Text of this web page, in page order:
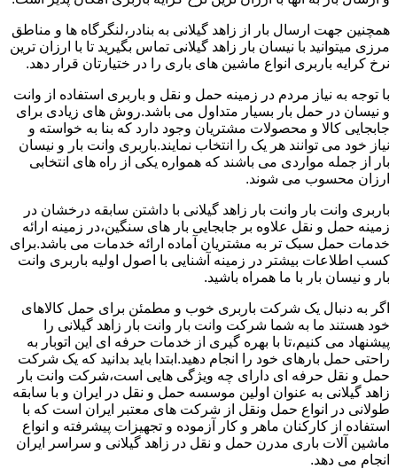
همچنین جهت ارسال بار از زاهد گیلانی به بنادر،لنگرگاه ها و مناطق
مرزی میتوانید با نیسان بار زاهد گیلانی تماس بگیرید تا با ارزان ترین
نرخ کرایه باربری انواع ماشین های باری را در ختیارتان قرار دهد.
با توجه به نیاز مردم در زمینه حمل و نقل و باربری استفاده از وانت
و نیسان در حمل بار بسیار متداول می باشد.روش های زیادی برای
جابجایی کالا و محصولات مشتریان وجود دارد که بنا به خواسته و
نیاز خود می توانند هر یک را انتخاب نمایند.باربری وانت بار و نیسان
بار از جمله مواردی می باشند که همواره یکی از راه های انتخابی
ارزان محسوب می شوند.
باربری وانت بار وانت بار زاهد گیلانی با داشتن سابقه درخشان در
زمینه حمل و نقل علاوه بر جابجایی بار های سنگین،در زمینه ارائه
خدمات حمل سبک تر به مشتریان آماده ارائه خدمات می باشد.برای
کسب اطلاعات بیشتر در زمینه آشنایی با اصول اولیه باربری وانت
بار و نیسان بار با ما همراه باشید.
اگر به دنبال یک شرکت باربری خوب و مطمئن برای حمل کالاهای
خود هستند ما به شما شرکت وانت بار وانت بار زاهد گیلانی را
پیشنهاد می کنیم،تا با بهره گیری از خدمات حرفه ای این اتوبار به
راحتی حمل بارهای خود را انجام دهید.ابتدا باید بدانید که یک شرکت
حمل و نقل حرفه ای دارای چه ویژگی هایی است،شرکت وانت بار
زاهد گیلانی به عنوان اولین موسسه حمل و نقل در ایران و با سابقه
طولانی در انواع حمل ونقل از شرکت های معتبر ایران است که با
استفاده از کارکنان ماهر و کار آزموده و تجهیزات پیشرفته و انواع
ماشین آلات باری مدرن حمل و نقل در زاهد گیلانی و سراسر ایران
انجام می دهد.